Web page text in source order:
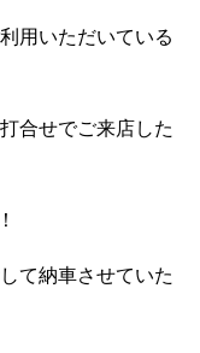
用いただいている
合せでご来店した
て納車させていた